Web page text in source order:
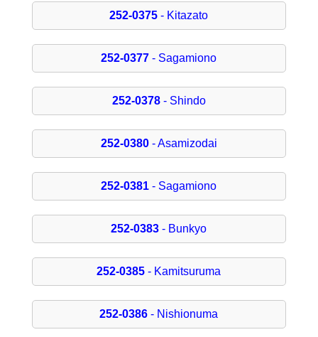
252-0375 - Kitazato
252-0377 - Sagamiono
252-0378- Shindo
252-0380- Asamizodai
252-0381 - Sagamiono
252-0383 - Bunkyo
252-0385 - Kamitsuruma
252-0386 - Nishionuma